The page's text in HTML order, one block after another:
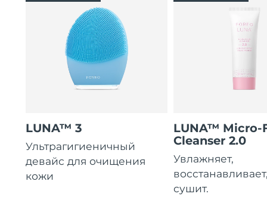
LUNA™ 3
Ультрагигиеничный
девайс для очищения
кожи
LUNA™ Micro-
Cleanser 2.0
Увлажняет,
сушит.